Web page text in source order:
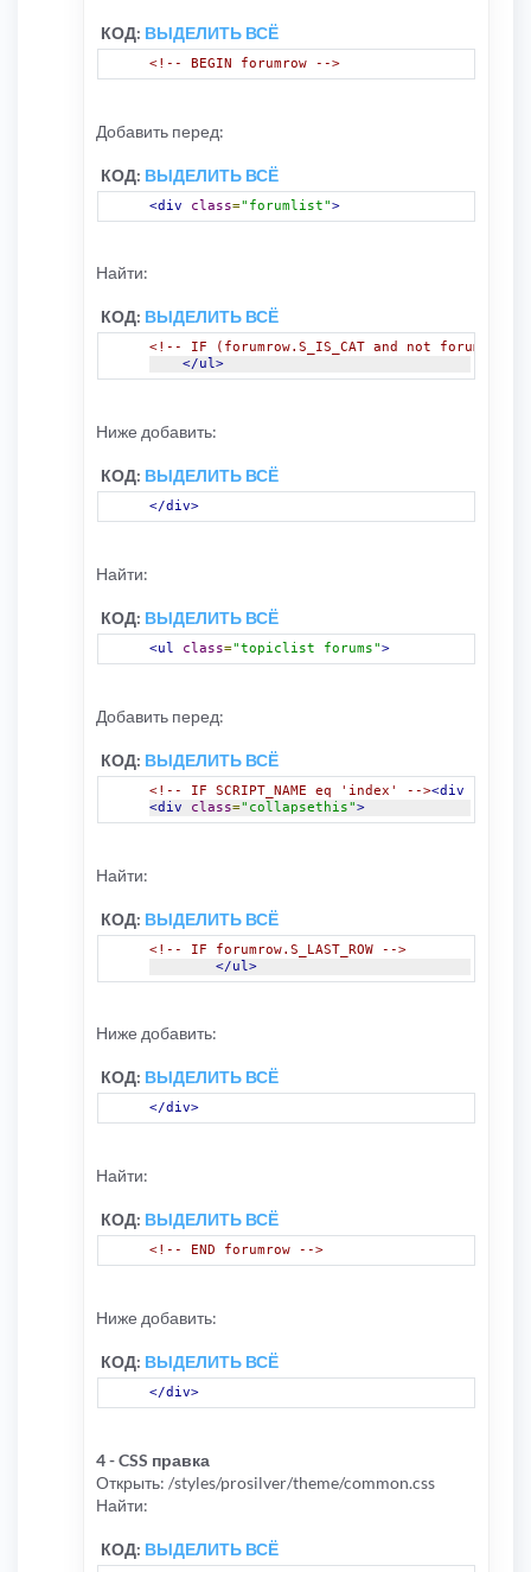
КОД: ВЫДЕЛИТЬ ВСЁ
<!-- BEGIN forumrow -->
Добавить перед:
КОД: ВЫДЕЛИТЬ ВСЁ
<div class="forumlist">
Найти:
КОД: ВЫДЕЛИТЬ ВСЁ
<!-- IF (forumrow.S_IS_CAT and not
</ul>
Ниже добавить:
КОД: ВЫДЕЛИТЬ ВСЁ
</div>
Найти:
КОД: ВЫДЕЛИТЬ ВСЁ
<ul class="topiclist forums">
Добавить перед:
КОД: ВЫДЕЛИТЬ ВСЁ
<!-- IF SCRIPT_NAME eq 'index' --><div
<div
class="collapsethis">
Найти:
КОД: ВЫДЕЛИТЬ ВСЁ
<!-- IF forumrow.S_LAST_ROW -->
</ul>
Ниже добавить:
КОД: ВЫДЕЛИТЬ ВСЁ
</div>
Найти:
КОД: ВЫДЕЛИТЬ ВСЁ
<!-- END forumrow -->
Ниже добавить:
КОД: ВЫДЕЛИТЬ ВСЁ
</div>
4 - CSS правка
Открыть: /styles/prosilver/theme/common.css
Найти:
КОД: ВЫДЕЛИТЬ ВСЁ